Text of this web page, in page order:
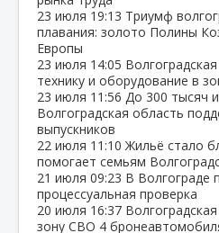
23 июля 19:13 Триумф
плавания: золото Полины
Европы
23 июля 14:05
технику и оборудование в
23 июля 11:56 До 300 тысяч
Волгоградская область
выпускников
22 июля 11:10 Жильё стало
помогает семьям
21 июля 09:23 В Волгограде
процессуальная проверка
20 июля 16:37
зону СВО 4